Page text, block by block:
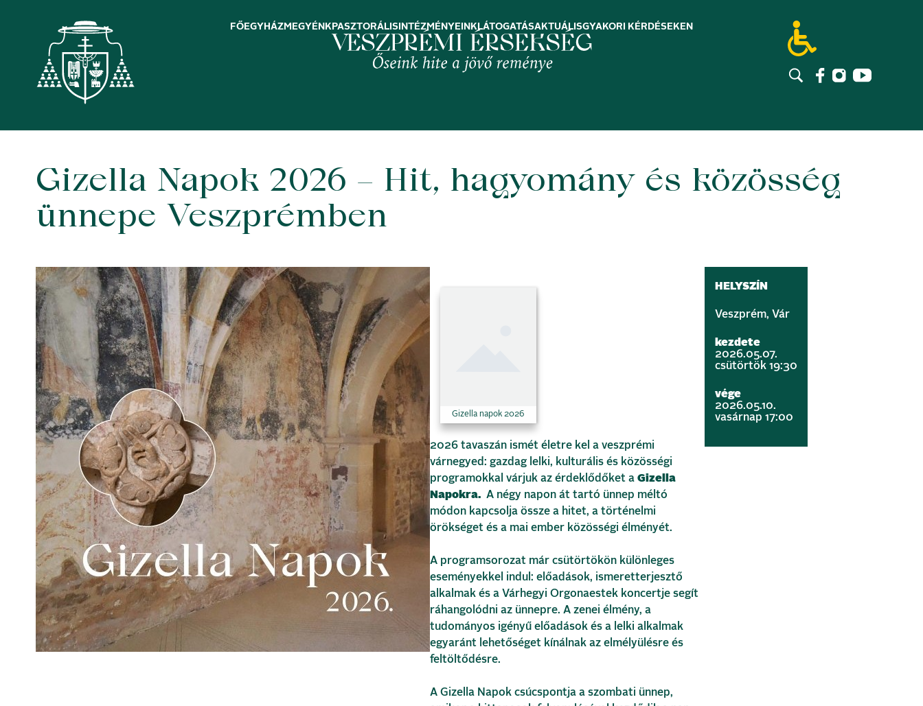
FŐEGYHÁZMEGYÉNK PASZTORÁLIS INTÉZMÉNYEINK LÁTOGATÁSAKTUÁLISGYAKORI KÉRDÉSEK EN
Gizella Napok 2026 – Hit, hagyomány és közösség
ünnepe Veszprémben
Gizella napok 2026
2026 tavaszán ismét életre kel a veszprémi
várnegyed: gazdag lelki, kulturális és közösségi
programokkal várjuk az érdeklődőket a Gizella
Napokra. A négy napon át tartó ünnep méltó
módon kapcsolja össze a hitet, a történelmi
örökséget és a mai ember közösségi élményét.
A programsorozat már csütörtökön különleges
eseményekkel indul: előadások, ismeretterjesztő
alkalmak és a Várhegyi Orgonaestek koncertje segít
ráhangolódni az ünnepre. A zenei élmény, a
tudományos igényű előadások és a lelki alkalmak
egyaránt lehetőséget kínálnak az elmélyülésre és
feltöltődésre.
A Gizella Napok csúcspontja a szombati ünnep,
HELYSZÍN
Veszprém, Vár
kezdete
2026.05.07.
csütörtök 19:30
vége
2026.05.10.
vasárnap 17:00